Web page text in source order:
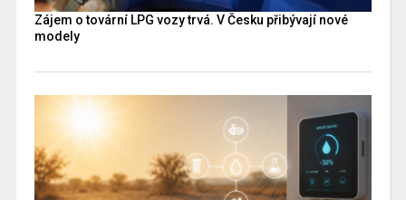
Zájem o tovární LPG vozy trvá. V Česku přibývají nové
modely